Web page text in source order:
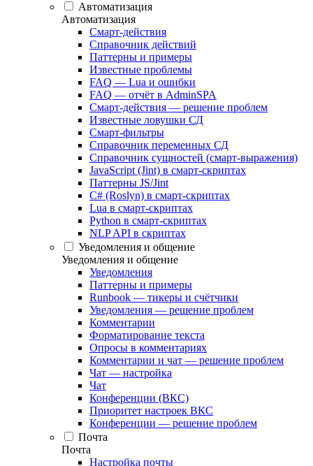
Автоматизация
Автоматизация
Смарт-действия
Справочник действий
Паттерны и примеры
Известные проблемы
FAQ — Lua и ошибки
FAQ — отчёт в AdminSPA
Смарт-действия — решение проблем
Известные ловушки СД
Смарт-фильтры
Справочник переменных СД
Справочник сущностей (смарт-выражения)
JavaScript (Jint) в смарт-скриптах
Паттерны JS/Jint
C# (Roslyn) в смарт-скриптах
Lua в смарт-скриптах
Python в смарт-скриптах
NLP API в скриптах
Уведомления и общение
Уведомления и общение
Уведомления
Паттерны и примеры
Runbook — тикеры и счётчики
Уведомления — решение проблем
Комментарии
Форматирование текста
Опросы в комментариях
Комментарии и чат — решение проблем
Чат — настройка
Чат
Конференции (ВКС)
Приоритет настроек ВКС
Конференции — решение проблем
Почта
Почта
Настройка почты